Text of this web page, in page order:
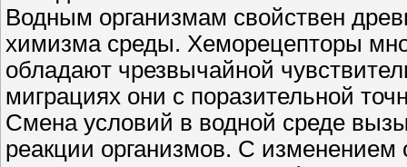
Водным организмам свойствен
химизма среды. Хеморецепторы
обладают чрезвычайной
миграциях они с поразительной
Смена условий в водной среде
реакции организмов. С